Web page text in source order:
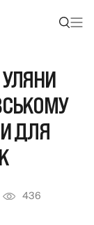
ДЛЯ
436